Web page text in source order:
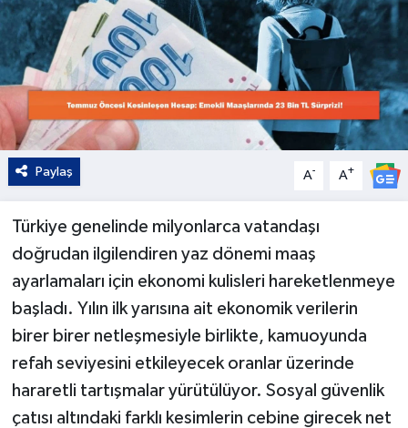
Paylaş A- A+
Türkiye genelinde milyonlarca vatandaşı
doğrudan ilgilendiren yaz dönemi maaş
ayarlamaları için ekonomi kulisleri hareketlenmeye
başladı. Yılın ilk yarısına ait ekonomik verilerin
birer birer netleşmesiyle birlikte, kamuoyunda
refah seviyesini etkileyecek oranlar üzerinde
hararetli tartışmalar yürütülüyor. Sosyal güvenlik
çatısı altındaki farklı kesimlerin cebine girecek net